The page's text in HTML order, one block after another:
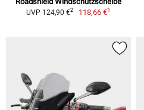
UVP 124,90 €2 118,66 €1